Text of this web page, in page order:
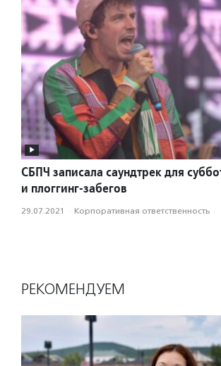
СБПЧ записала саундтрек для
и плоггинг-забегов
29.07.2021 · Корпоративная ответственность
РЕКОМЕНДУЕМ